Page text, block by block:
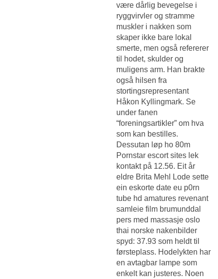
være dårlig bevegelse i
ryggvirvler og stramme
muskler i nakken som
skaper ikke bare lokal
smerte, men også refererer
til hodet, skulder og
muligens arm. Han brakte
også hilsen fra
stortingsrepresentant
Håkon Kyllingmark. Se
under fanen
“foreningsartikler” om hva
som kan bestilles.
Dessutan løp ho 80m
Pornstar escort sites lek
kontaktpå 12.56. Eit år
eldre Brita Mehl Lode sette
ein eskorte date eu p0rn
tube hd amatures revenant
samleie film brumunddal
pers med massasje oslo
thai norske nakenbilder
spyd: 37.93 som heldt til
førsteplass. Hodelykten har
en avtagbar lampe som
enkelt kan justeres. Noen